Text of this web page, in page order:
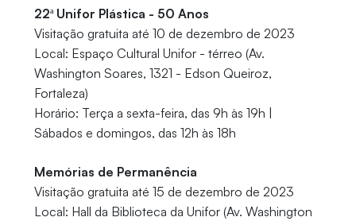
22ª Unifor Plástica - 50 Anos
Visitação gratuita até 10 de dezembro de 2023
Local: Espaço Cultural Unifor - térreo (Av.
Washington Soares, 1321 - Edson Queiroz,
Fortaleza)
Horário: Terça a sexta-feira, das 9h às 19h |
Sábados e domingos, das 12h às 18h
Memórias de Permanência
Visitação gratuita até 15 de dezembro de 2023
Local: Hall da Biblioteca da Unifor (Av. Washington